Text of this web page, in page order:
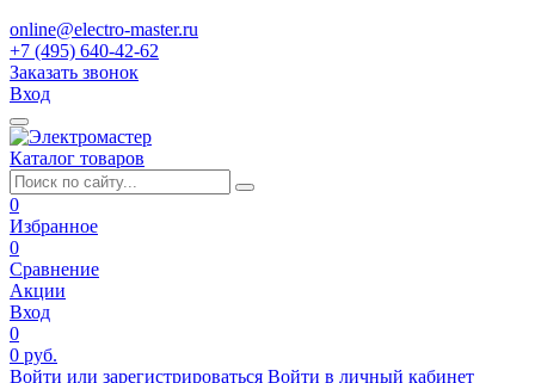
online@electro-master.ru
+7 (495) 640-42-62
Заказать звонок
Вход
Каталог товаров
0
Избранное
0
Сравнение
Акции
Вход
0
0 руб.
Войти или зарегистрироваться Войти в личный кабинет